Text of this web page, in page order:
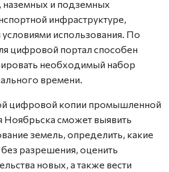
наземных и подземных
инфраструктуре,
использования. По
цифровой портал способен
необходимый набор
времени.
цифровой копии промышленной
Ноябрьска сможет выявить
земель, определить, какие
разрешения, оценить
новых, а также вести